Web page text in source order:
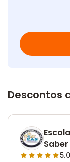
Descontos
Saber
5.0